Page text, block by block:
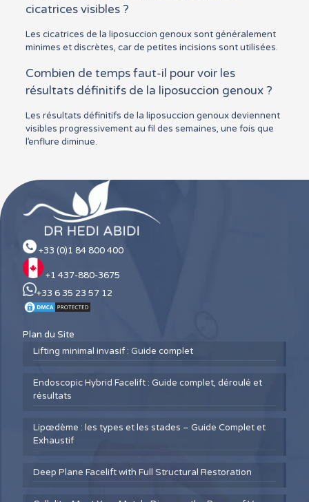
cicatrices visibles ?
Les cicatrices de la liposuccion genoux sont généralement
minimes et discrètes, car de petites incisions sont utilisées.
Combien de temps faut-il pour voir les
résultats définitifs de la liposuccion genoux ?
Les résultats définitifs de la liposuccion genoux deviennent
visibles progressivement au fil des semaines, une fois que
l’enflure diminue.
+33 (0)1 84 800 400
+1 437-880-3675
+33 6 35 23 57 12
Plan du Site
Lifting minimal invasif : Guide complet
Endoscopic Hybrid Facelift : Guide complet, déroulé et
résultats
Lipœdème : les types et les stades – Guide Complet et
Exhaustif
Deep Plane Facelift with Full Structural Restoration